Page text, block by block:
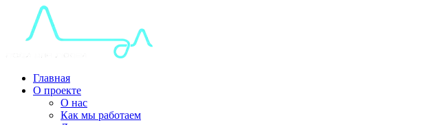
Главная
О проекте
О нас
Как мы работаем